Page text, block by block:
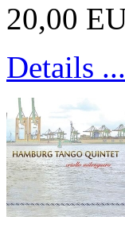
20,00
Details ...